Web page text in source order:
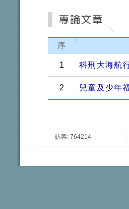
序
1 科刑大海航
2 兒童及少年
訪客: 764214